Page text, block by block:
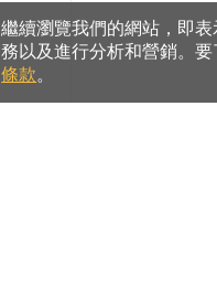
繼續瀏覽我們的網站，即
務以及進行分析和營銷。
條款。